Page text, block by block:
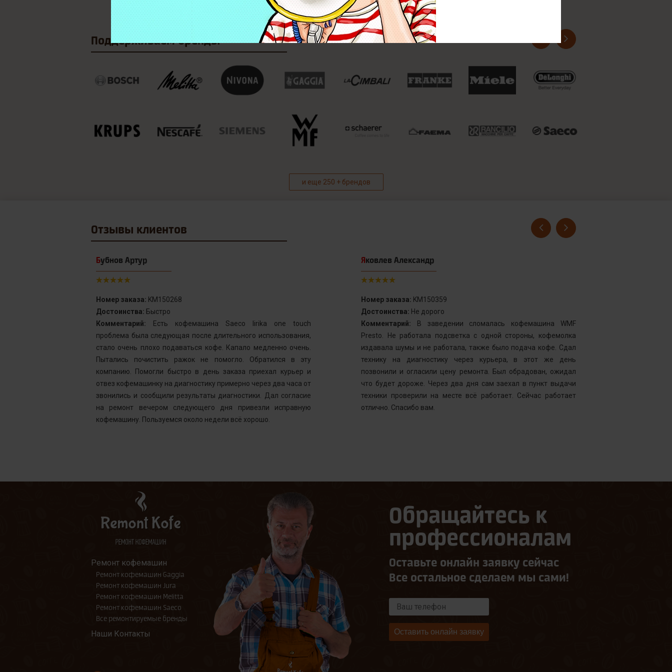
Поддерживаембренды
и еще 250 + брендов
Отзывы клиентов
Бубнов Артур
Номер заказа: KM150268
Достоинства: Быстро
Комментарий: Есть кофемашина Saeco lirika one touch
проблема была следующая после длительного использования,
стало очень плохо подаваться кофе. Капало медленно очень.
Пытались почистить ражок не помогло. Обратился в эту
компанию. Помогли быстро в день заказа приехал курьер и
отвез кофемашинку на диагностику примерно через два часа от
звонились и сообщили результаты диагностики. Дал согласие
на ремонт вечером следующего дня привезли исправную
кофемашину. Пользуемся около недели всё хорошо.
Яковлев Александр
Номер заказа: KM150359
Достоинства: Не дорого
Комментарий: В заведении сломалась кофемашина WMF
Presto. Не работала подсветка с одной стороны, кофемолка
издавала шумы и не работала, также было подача кофе. Сдал
технику на диагностику через курьера, в этот же день
позвонили и огласили цену ремонта. Был обрадован, ожидал
что будет дороже. Через два дня сам заехал в пункт выдачи
техники проверили на месте всё работает. Сейчас работает
отлично. Спасибо вам.
Обращайтесь к
профессионалам
Оставьте онлайн заявку сейчас
Все остальное сделаем мы сами!
Оставить онлайн заявку
Ремонт кофемашин
Ремонт кофемашин Gaggia
Ремонт кофемашин Jura
Ремонт кофемашин Melitta
Ремонт кофемашин Saeco
Все ремонтируемые бренды
Наши Контакты